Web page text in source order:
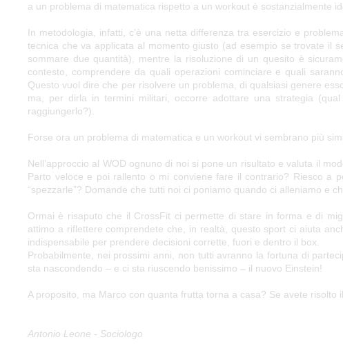
a un problema di matematica rispetto a un workout è sostanzialmente
In metodologia, infatti, c’è una netta differenza tra esercizio e
tecnica che va applicata al momento giusto (ad esempio se trovate il
sommare due quantità), mentre la risoluzione di un quesito è
contesto, comprendere da quali operazioni cominciare e quali
Questo vuol dire che per risolvere un problema, di qualsiasi genere
ma, per dirla in termini militari, occorre adottare una strategia
raggiungerlo?).
Forse ora un problema di matematica e un workout vi sembrano più
Nell’approccio al WOD ognuno di noi si pone un risultato e valuta il
Parto veloce e poi rallento o mi conviene fare il contrario? Riesco a
“spezzarle”? Domande che tutti noi ci poniamo quando ci alleniamo e
Ormai è risaputo che il CrossFit ci permette di stare in forma e di
attimo a riflettere comprendete che, in realtà, questo sport ci aiuta
indispensabile per prendere decisioni corrette, fuori e dentro il box.
Probabilmente, nei prossimi anni, non tutti avranno la fortuna di
sta nascondendo – e ci sta riuscendo benissimo – il nuovo Einstein!
A proposito, ma Marco con quanta frutta torna a casa? Se avete
Antonio Leone - Sociologo